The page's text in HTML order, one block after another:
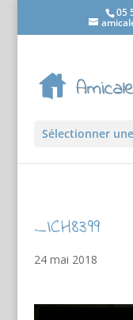
05
Sélectionner
_ICH8399
24 mai 2018